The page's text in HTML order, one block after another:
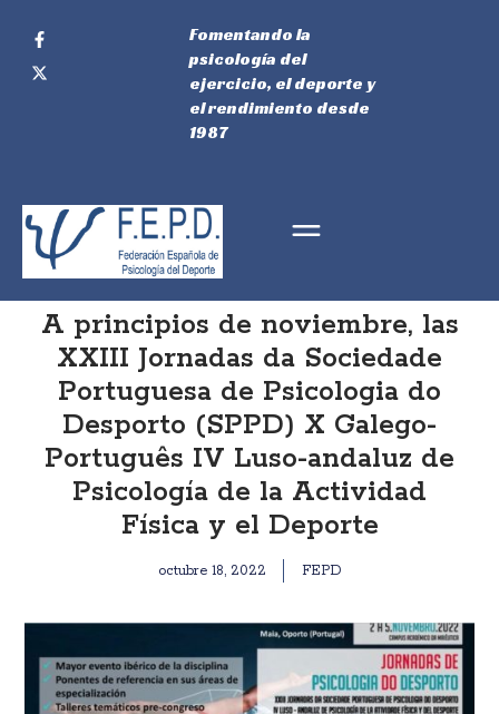
Fomentando la
psicología del
ejercicio, el deporte y
el rendimiento desde
1987
A principios de noviembre, las
XXIII Jornadas da Sociedade
Portuguesa de Psicologia do
Desporto (SPPD) X Galego-
Português IV Luso-andaluz de
Psicología de la Actividad
Física y el Deporte
octubre 18, 2022 FEPD